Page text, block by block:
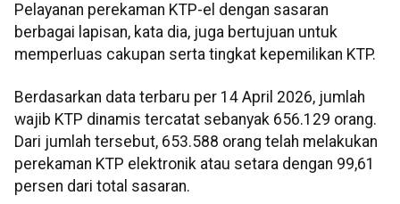
Pelayanan perekaman KTP-el dengan sasaran
berbagai lapisan, kata dia, juga bertujuan untuk
memperluas cakupan serta tingkat kepemilikan KTP.
Berdasarkan data terbaru per 14 April 2026, jumlah
wajib KTP dinamis tercatat sebanyak 656.129 orang.
Dari jumlah tersebut, 653.588 orang telah melakukan
perekaman KTP elektronik atau setara dengan 99,61
persen dari total sasaran.